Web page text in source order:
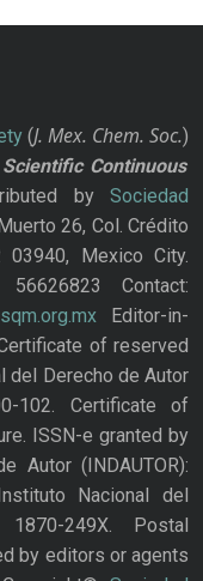
(J. Mex. Chem. Soc.)
Scientific Continuous
bySociedad
26, Col. Crédito
03940, Mexico City.
Contact:
Editor-in-
of reserved
del Derecho de Autor
102. Certificate of
ISSN-e granted by
Autor (INDAUTOR):
Nacional del
249X. Postal
by editors or agents